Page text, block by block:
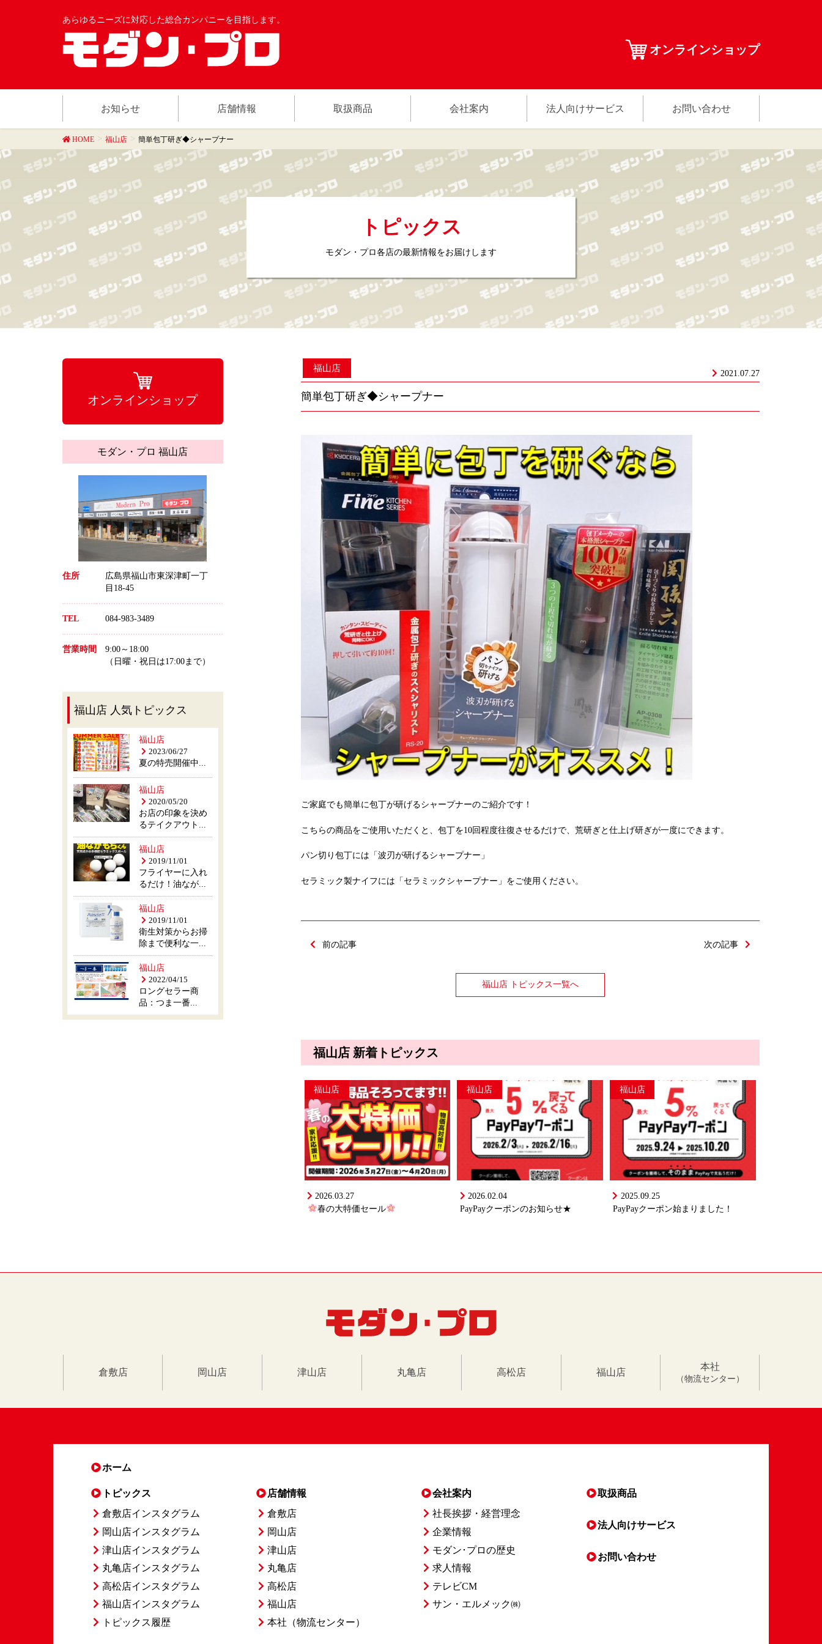
あらゆるニーズに対応した総合カンパニーを目指します。
オンラインショップ
お知らせ 店舗情報 取扱商品 会社案内 法人向けサービス お問い合わせ
HOME 福山店 簡単包丁研ぎ◆シャープナー
トピックス
モダン・プロ各店の最新情報をお届けします
2021.07.27
福山店
簡単包丁研ぎ◆シャープナー
ご家庭でも簡単に包丁が研げるシャープナーのご紹介です！
こちらの商品をご使用いただくと、包丁を10回程度往復させるだけで、荒研ぎと仕上げ研ぎが一度にできます。
パン切り包丁には「波刃が研げるシャープナー」
セラミック製ナイフには「セラミックシャープナー」をご使用ください。
前の記事 次の記事
福山店 トピックス一覧へ
福山店 新着トピックス
福山店
2026.03.27
春の大特価セール
福山店
2026.02.04
PayPayクーポンのお知らせ★
福山店
2025.09.25
PayPayクーポン始まりました！
オンラインショップ
モダン・プロ 福山店
住所
広島県福山市東深津町一丁
目18-45
TEL 084-983-3489
営業時間
9:00～18:00
（日曜・祝日は17:00まで）
福山店 人気トピックス
福山店
2023/06/27
夏の特売開催中...
福山店
2020/05/20
お店の印象を決め
るテイクアウト...
福山店
2019/11/01
フライヤーに入れ
るだけ！油なが...
福山店
2019/11/01
衛生対策からお掃
除まで便利な一...
福山店
2022/04/15
ロングセラー商
品：つま一番...
倉敷店 岡山店 津山店 丸亀店 高松店 福山店
本社
（物流センター）
ホーム
トピックス
倉敷店インスタグラム
岡山店インスタグラム
津山店インスタグラム
丸亀店インスタグラム
高松店インスタグラム
福山店インスタグラム
トピックス履歴
店舗情報
倉敷店
岡山店
津山店
丸亀店
高松店
福山店
本社 （物流センター）
会社案内
社長挨拶・経営理念
企業情報
モダン･プロの歴史
求人情報
テレビCM
サン・エルメック㈱
取扱商品
法人向けサービス
お問い合わせ